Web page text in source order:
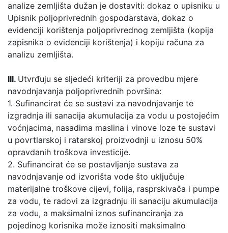
analize zemljišta dužan je dostaviti: dokaz o upisniku u
Upisnik poljoprivrednih gospodarstava, dokaz o
evidenciji korištenja poljoprivrednog zemljišta (kopija
zapisnika o evidenciji korištenja) i kopiju računa za
analizu zemljišta.
III. Utvrđuju se sljedeći kriteriji za provedbu mjere
navodnjavanja poljoprivrednih površina:
1. Sufinancirat će se sustavi za navodnjavanje te
izgradnja ili sanacija akumulacija za vodu u postojećim
voćnjacima, nasadima maslina i vinove loze te sustavi
u povrtlarskoj i ratarskoj proizvodnji u iznosu 50%
opravdanih troškova investicije.
2. Sufinancirat će se postavljanje sustava za
navodnjavanje od izvorišta vode što uključuje
materijalne troškove cijevi, folija, rasprskivača i pumpe
za vodu, te radovi za izgradnju ili sanaciju akumulacija
za vodu, a maksimalni iznos sufinanciranja za
pojedinog korisnika može iznositi maksimalno